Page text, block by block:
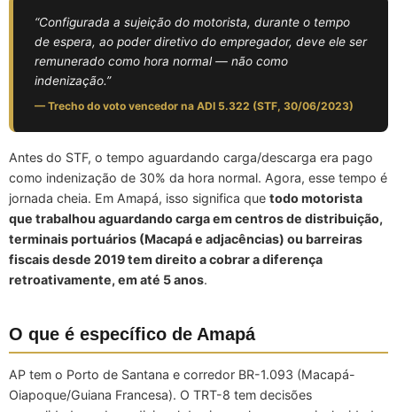
“Configurada a sujeição do motorista, durante o tempo
de espera, ao poder diretivo do empregador, deve ele ser
remunerado como hora normal — não como
indenização.”
— Trecho do voto vencedor na ADI 5.322 (STF, 30/06/2023)
Antes do STF, o tempo aguardando carga/descarga era pago
como indenização de 30% da hora normal. Agora, esse tempo é
jornada cheia. Em Amapá, isso significa que todo motorista
que trabalhou aguardando carga em centros de distribuição,
terminais portuários (Macapá e adjacências) ou barreiras
fiscais desde 2019 tem direito a cobrar a diferença
retroativamente, em até 5 anos.
O que é específico de Amapá
AP tem o Porto de Santana e corredor BR-1.093 (Macapá-
Oiapoque/Guiana Francesa). O TRT-8 tem decisões